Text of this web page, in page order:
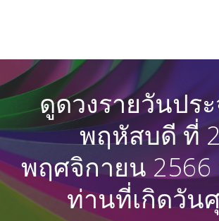
ดูดวงรายวันปร
พฤหัสบดี ที่
พฤศจิกายน 2566
ท่านที่เกิดวัน